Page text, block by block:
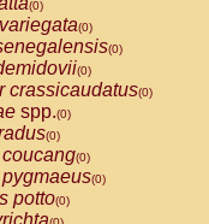
(0)
(0)
(0)
(0)
crassicaudatus(0)
spp.(0)
(0)
(0)
(0)
potto(0)